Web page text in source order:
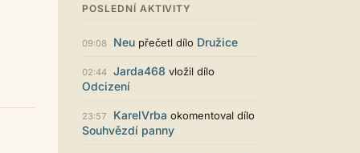
Jarda468 31.07. 12:50
reklama co zasahovala do chatu je
myslím také už v pořádku,
Singularis
vzhledu. Na některých místech
jsou sice mezi prvky příliš velké
POSLEDNÍ AKTIVITY
09:08 Neu přečetl dílo Družice
02:44 Jarda468 vložil dílo
Odcizení
23:57 KarelVrba okomentoval dílo
Souhvězdí panny